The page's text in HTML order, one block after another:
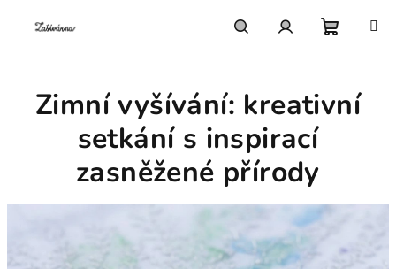
košík
Zimní vyšívání: kreativní
setkání s inspirací
zasněžené přírody